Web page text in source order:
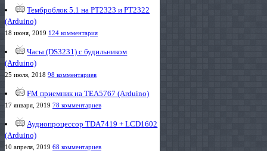
Темброблок 5.1 на PT2323 и PT2322
(Arduino)
18 июня, 2019 124 комментария
Часы (DS3231) с будильником
(Arduino)
25 июля, 2018 98 комментариев
FM приемник на TEA5767 (Arduino)
17 января, 2019 78 комментариев
Аудиопроцессор TDA7419 + LCD1602
(Arduino)
10 апреля, 2019 68 комментариев